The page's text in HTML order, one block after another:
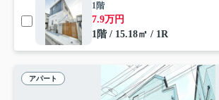
1階
7.9万円
1階 / 15.18㎡ / 1R
アパート